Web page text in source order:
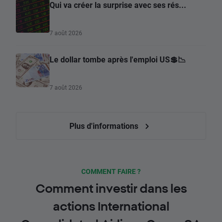
Qui va créer la surprise avec ses rés...
7 août 2026
Le dollar tombe après l'emploi US💲📉
7 août 2026
Plus d'informations
COMMENT FAIRE ?
Comment investir dans les
actions International